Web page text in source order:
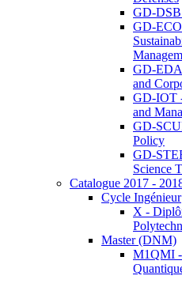
GD-DSB
GD-
GD-
and
GD-IOT
and
GD-
Policy
GD-
Science
Catalogue 2017 -
Cycle Ingénieur
X -
Master (DNM)
M1QMI